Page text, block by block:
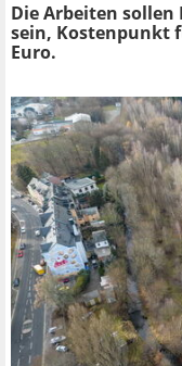
Die Arbeiten sollen
sein, Kostenpunkt
Euro.